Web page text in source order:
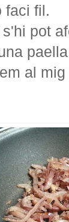
faci fil.
pot
al